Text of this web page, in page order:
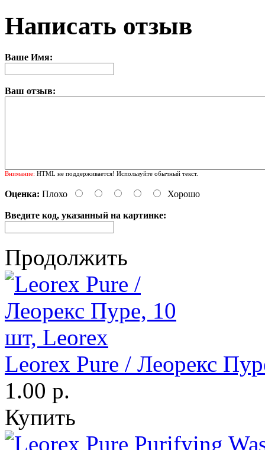
Написать отзыв
Ваше Имя:
Ваш отзыв:
Внимание: HTML не поддерживается! Используйте обычный текст.
Оценка: Плохо Хорошо
Введите код, указанный на картинке:
Продолжить
Leorex Pure / Леорекс
1.00 р.
Купить